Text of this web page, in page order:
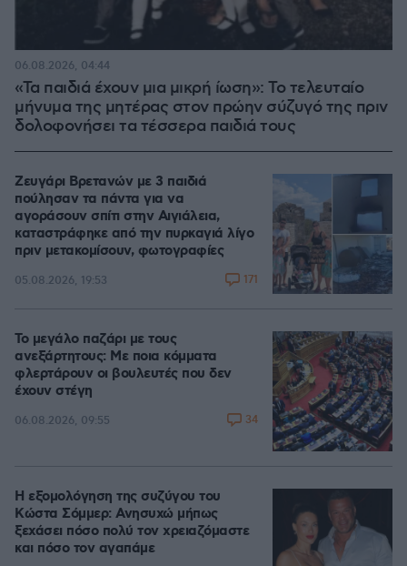
«Τα παιδιά έχουν μια μικρή ίωση»: Το τελευταίο
μήνυμα της μητέρας στον πρώην σύζυγό της πριν
δολοφονήσει τα τέσσερα παιδιά τους
06.08.2026, 04:44
Ζευγάρι Βρετανών με 3 παιδιά
πούλησαν τα πάντα για να
αγοράσουν σπίτι στην Αιγιάλεια,
καταστράφηκε από την πυρκαγιά λίγο
πριν μετακομίσουν, φωτογραφίες
05.08.2026, 19:53 171
Το μεγάλο παζάρι με τους
ανεξάρτητους: Με ποια κόμματα
φλερτάρουν οι βουλευτές που δεν
έχουν στέγη
06.08.2026, 09:55 34
Η εξομολόγηση της συζύγου του
Κώστα Σόμμερ: Ανησυχώ μήπως
ξεχάσει πόσο πολύ τον χρειαζόμαστε
και πόσο τον αγαπάμε